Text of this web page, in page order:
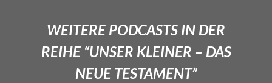
WEITERE PODCASTS IN DER
REIHE “UNSER KLEINER – DAS
NEUE TESTAMENT”